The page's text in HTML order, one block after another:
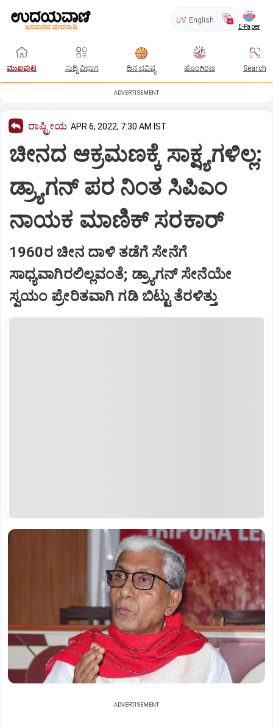
UV English
E-Paper
ಮುಖಪುಟ ಸುದ್ದಿ ವಿಭಾಗ ದಿನ ಭವಿಷ್ಯ ಹೊಂಗಿರಣ Search
ADVERTISEMENT
ರಾಷ್ಟ್ರೀಯ APR 6, 2022, 7:30 AM IST
ಚೀನದ ಆಕ್ರಮಣಕ್ಕೆ ಸಾಕ್ಷ್ಯಗಳಿಲ್ಲ:
ಡ್ರ್ಯಾಗನ್‌ ಪರ ನಿಂತ ಸಿಪಿಎಂ
ನಾಯಕ ಮಾಣಿಕ್‌ ಸರಕಾರ್‌
1960ರ ಚೀನ ದಾಳಿ ತಡೆಗೆ ಸೇನೆಗೆ
ಸಾಧ್ಯವಾಗಿರಲಿಲ್ಲವಂತೆ; ಡ್ರ್ಯಾಗನ್‌ ಸೇನೆಯೇ
ಸ್ವಯಂ ಪ್ರೇರಿತವಾಗಿ ಗಡಿ ಬಿಟ್ಟು ತೆರಳಿತ್ತು
ADVERTISEMENT